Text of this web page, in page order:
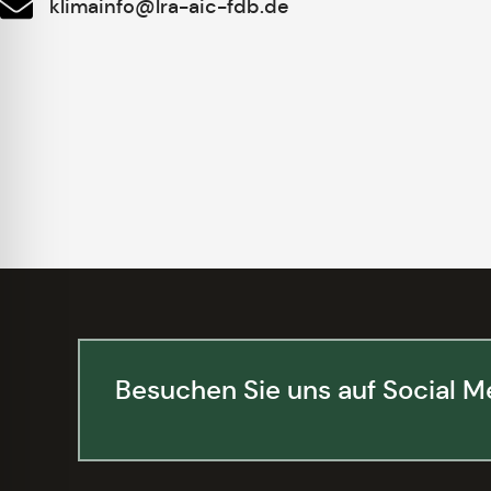
klimainfo@lra-aic-fdb.de
Besuchen Sie uns auf Social